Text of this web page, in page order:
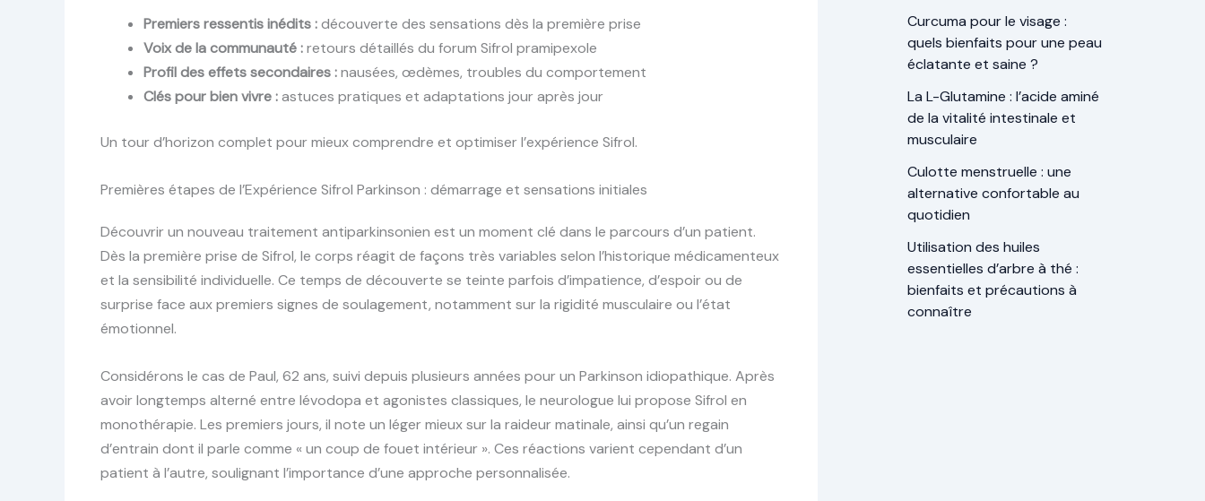
Premiers ressentis inédits :découverte des sensations dès la première prise
Voix de la communauté :retours détaillés du forum Sifrol pramipexole
Profil des effets secondaires :nausées, œdèmes, troubles du comportement
Clés pour bien vivre :astuces pratiques et adaptations jour après jour
Un tour d’horizon complet pour mieux comprendre et optimiser l’expérience Sifrol.
Premières étapes de l’Expérience Sifrol Parkinson : démarrage et sensations initiales
Découvrir un nouveau traitement antiparkinsonien est un moment clé dans le parcours d’un patient.
Dès la première prise de Sifrol, le corps réagit de façons très variables selon l’historique médicamenteux
et la sensibilité individuelle. Ce temps de découverte se teinte parfois d’impatience, d’espoir ou de
surprise face aux premiers signes de soulagement, notamment sur la rigidité musculaire ou l’état
émotionnel.
Considérons le cas de Paul, 62 ans, suivi depuis plusieurs années pour un Parkinson idiopathique. Après
avoir longtemps alterné entre lévodopa et agonistes classiques, le neurologue lui propose Sifrol en
monothérapie. Les premiers jours, il note un léger mieux sur la raideur matinale, ainsi qu’un regain
d’entrain dont il parle comme « un coup de fouet intérieur ». Ces réactions varient cependant d’un
patient à l’autre, soulignant l’importance d’une approche personnalisée.
Curcuma pour le visage :
quels bienfaits pour une peau
éclatante et saine ?
La L-Glutamine : l’acide aminé
de la vitalité intestinale et
musculaire
Culotte menstruelle : une
alternative confortable au
quotidien
Utilisation des huiles
essentielles d’arbre à thé :
bienfaits et précautions à
connaître